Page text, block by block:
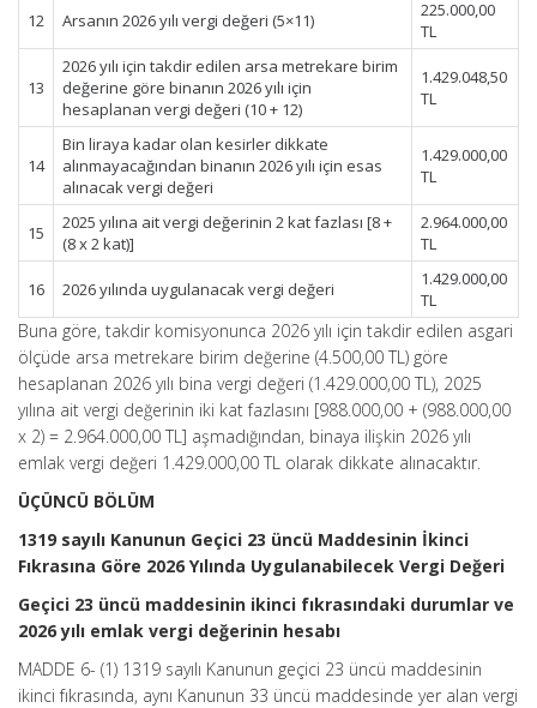
12 Arsanın 2026 yılı vergi değeri (5×11)
225.000,00
TL
13
2026 yılı için takdir edilen arsa metrekare birim
değerine göre binanın 2026 yılı için
hesaplanan vergi değeri (10 + 12)
1.429.048,50
TL
14
Bin liraya kadar olan kesirler dikkate
alınmayacağından binanın 2026 yılı için esas
alınacak vergi değeri
1.429.000,00
TL
15
2025 yılına ait vergi değerinin 2 kat fazlası [8 +
(8 x 2 kat)]
2.964.000,00
TL
16 2026 yılında uygulanacak vergi değeri
1.429.000,00
TL
Buna göre, takdir komisyonunca 2026 yılı için takdir edilen asgari
ölçüde arsa metrekare birim değerine (4.500,00 TL) göre
hesaplanan 2026 yılı bina vergi değeri (1.429.000,00 TL), 2025
yılına ait vergi değerinin iki kat fazlasını [988.000,00 + (988.000,00
x 2) = 2.964.000,00 TL] aşmadığından, binaya ilişkin 2026 yılı
emlak vergi değeri 1.429.000,00 TL olarak dikkate alınacaktır.
ÜÇÜNCÜ BÖLÜM
1319 sayılı Kanunun Geçici 23 üncü Maddesinin İkinci
Fıkrasına Göre 2026 Yılında Uygulanabilecek Vergi Değeri
Geçici 23 üncü maddesinin ikinci fıkrasındaki durumlar ve
2026 yılı emlak vergi değerinin hesabı
MADDE 6- (1) 1319 sayılı Kanunun geçici 23 üncü maddesinin
ikinci fıkrasında, aynı Kanunun 33 üncü maddesinde yer alan vergi